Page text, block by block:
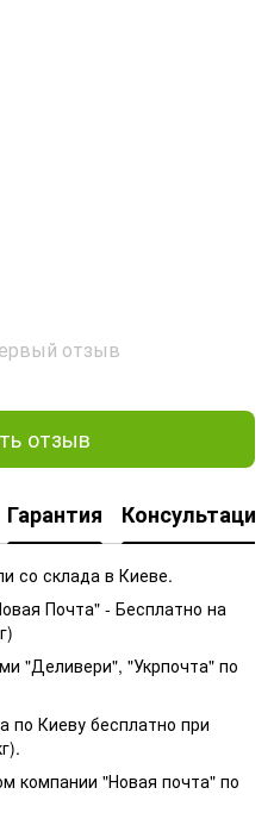
отзыв
отзыв
Гарантия Консультация
со склада в Киеве.
Почта" - Бесплатно на
"Деливери", "Укрпочта" по
по Киеву бесплатно при
компании "Новая почта" по